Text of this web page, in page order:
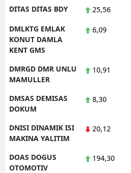
DITAS DITAS BDY 25,56
DMLKTG EMLAK
KONUT DAMLA
KENT GMS
6,09
DMRGD DMR UNLU
MAMULLER
10,91
DMSAS DEMISAS
DOKUM
8,30
DNISI DINAMIK ISI
MAKINA YALITIM
20,12
DOAS DOGUS
OTOMOTIV
194,30